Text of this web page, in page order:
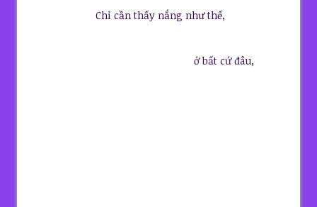
Chỉ cần thấy nắng như thế,
ở bất cứ đâu,